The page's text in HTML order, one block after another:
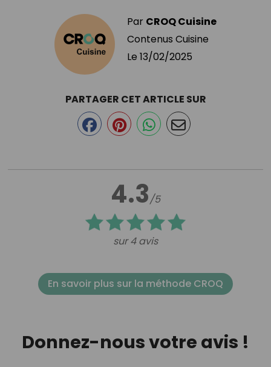
Par CROQ Cuisine
Contenus Cuisine
Le 13/02/2025
4.3/5
sur 4 avis
PARTAGER CET ARTICLE SUR
En savoir plus sur la méthode CROQ
Donnez-nous votre avis !